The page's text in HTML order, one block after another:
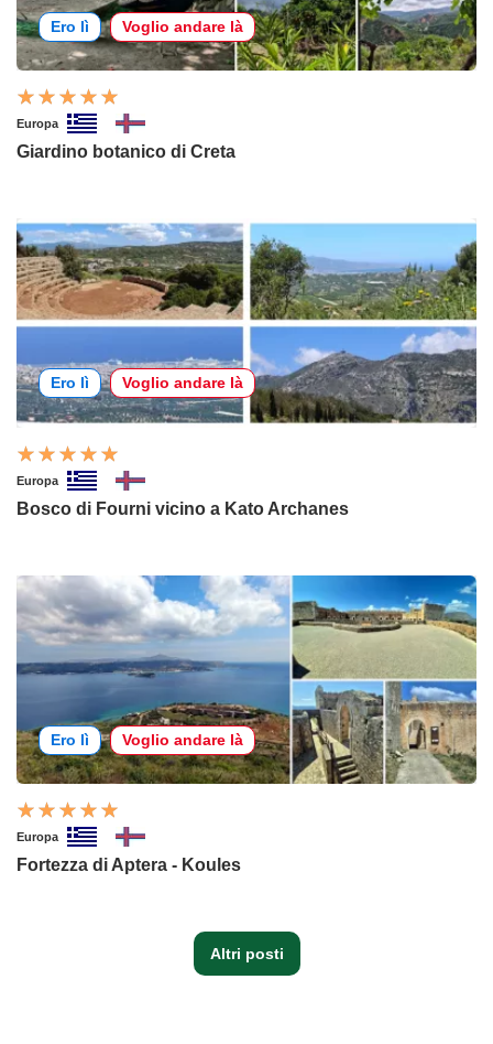
Ero lì Voglio andare là
Europa
Giardino botanico di Creta
Ero lì Voglio andare là
Europa
Bosco di Fourni vicino a Kato Archanes
Ero lì Voglio andare là
Europa
Fortezza di Aptera - Koules
Altri posti